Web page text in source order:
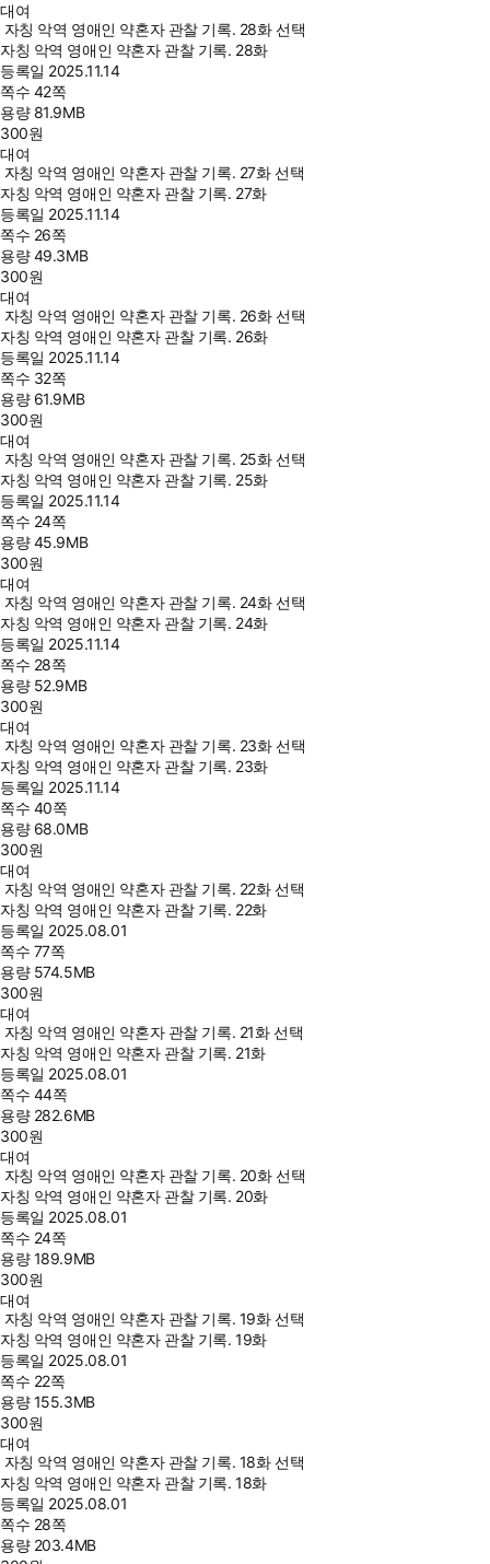
대여
자칭 악역 영애인 약혼자 관찰 기록. 28화 선택
자칭 악역 영애인 약혼자 관찰 기록. 28화
등록일 2025.11.14
쪽수 42쪽
용량 81.9MB
300원
대여
자칭 악역 영애인 약혼자 관찰 기록. 27화 선택
자칭 악역 영애인 약혼자 관찰 기록. 27화
등록일 2025.11.14
쪽수 26쪽
용량49.3MB
300원
대여
자칭 악역 영애인 약혼자 관찰 기록. 26화 선택
자칭 악역 영애인 약혼자 관찰 기록. 26화
등록일 2025.11.14
쪽수 32쪽
용량 61.9MB
300원
대여
자칭 악역 영애인 약혼자 관찰 기록. 25화 선택
자칭 악역 영애인 약혼자 관찰 기록. 25화
등록일 2025.11.14
쪽수 24쪽
용량45.9MB
300원
대여
자칭 악역 영애인 약혼자 관찰 기록. 24화 선택
자칭 악역 영애인 약혼자 관찰 기록. 24화
등록일 2025.11.14
쪽수 28쪽
용량 52.9MB
300원
대여
자칭 악역 영애인 약혼자 관찰 기록. 23화 선택
자칭 악역 영애인 약혼자 관찰 기록. 23화
등록일 2025.11.14
쪽수 40쪽
용량 68.0MB
300원
대여
자칭 악역 영애인 약혼자 관찰 기록. 22화 선택
자칭 악역 영애인 약혼자 관찰 기록. 22화
등록일 2025.08.01
쪽수 77쪽
용량 574.5MB
300원
대여
자칭 악역 영애인 약혼자 관찰 기록. 21화 선택
자칭 악역 영애인 약혼자 관찰 기록. 21화
등록일 2025.08.01
쪽수 44쪽
용량 282.6MB
300원
대여
자칭 악역 영애인 약혼자 관찰 기록. 20화 선택
자칭 악역 영애인 약혼자 관찰 기록. 20화
등록일 2025.08.01
쪽수 24쪽
용량189.9MB
300원
대여
자칭 악역 영애인 약혼자 관찰 기록. 19화 선택
자칭 악역 영애인 약혼자 관찰 기록. 19화
등록일 2025.08.01
쪽수 22쪽
용량155.3MB
300원
대여
자칭 악역 영애인 약혼자 관찰 기록. 18화 선택
자칭 악역 영애인 약혼자 관찰 기록. 18화
등록일 2025.08.01
쪽수 28쪽
용량 203.4MB